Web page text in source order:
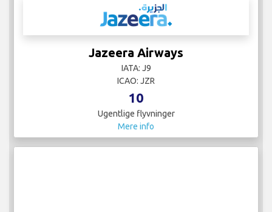
Jazeera Airways
IATA: J9
ICAO: JZR
10
Ugentlige flyvninger
Mere info